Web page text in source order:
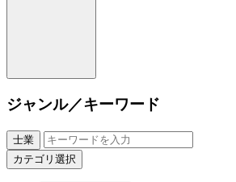
ジャンル／キーワード
士業
カテゴリ選択